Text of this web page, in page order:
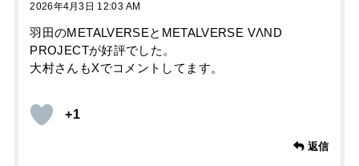
2026年4月3日 12:03 AM
羽田のMETALVERSEとMETALVERSE VΛND
PROJECTが好評でした。
大村さんもXでコメントしてます。
+1
返信